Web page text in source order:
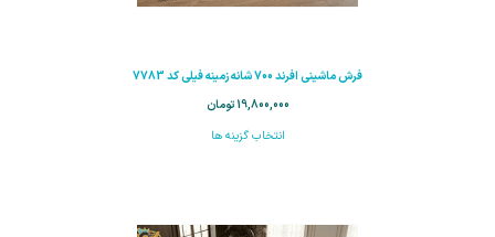
فرش ماشینی افرند 700 شانه زمینه فیلی کد 7783
19,800,000 تومان
انتخاب گزینه ها